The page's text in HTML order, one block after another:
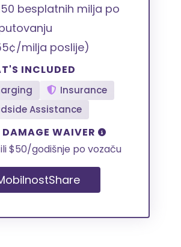
besplatnih milja po
milja poslije)
INCLUDED
Insurance
Assistance
WAIVER
$50/godišnje po vozaču